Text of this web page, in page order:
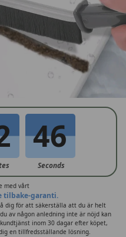
45
Seconds
med vårt
tilbake-garanti.
dig för att säkerställa att du är helt
av någon anledning inte är nöjd kan
inom 30 dagar efter köpet,
en tillfredsställande lösning.